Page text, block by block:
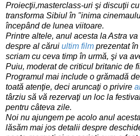
Proiecţii,masterclass-uri şi discuţii
transforma Sibiul în "inima
începând de lunea viitoare.
Printre altele, anul acesta la Astra
despre al cărui ultim film prezentat
scriam cu ceva timp în urmă, şi va
Puiu, moderat de criticul britanic de
Programul mai include o grămadă
toată atenţie, deci aruncaţi o privire
târziu să vă rezervaţi un loc la
pentru câteva zile.
Noi nu ajungem pe acolo anul
lăsăm mai jos detalii despre